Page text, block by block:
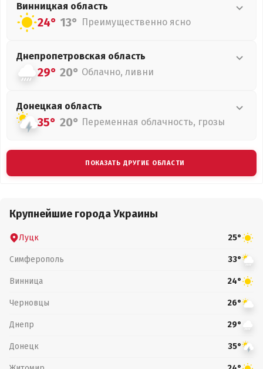
Винницкая область
24° 13° Преимущественно ясно
Днепропетровская область
29° 20° Облачно, ливни
Донецкая область
35° 20° Переменная облачность, грозы
ПОКАЗАТЬ ДРУГИЕ ОБЛАСТИ
Крупнейшие города Украины
Луцк 25°
Симферополь 33°
Винница 24°
Черновцы 26°
Днепр 29°
Донецк 35°